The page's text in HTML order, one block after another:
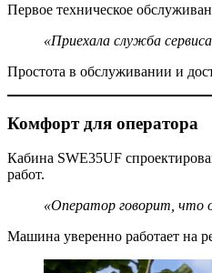
Первое техническое
«Приехала служба
Простота в обслуживании и
Комфорт для оператора
Кабина SWE35UF
работ.
«Оператор говорит, что
Машина уверенно работает на